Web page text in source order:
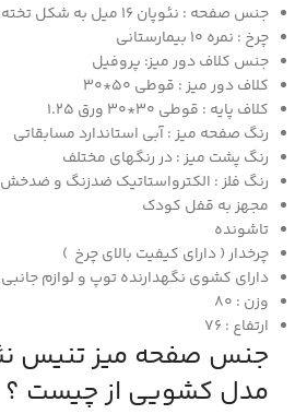
جنس صفحه : نئوپان 16 میل به شکل تخته فشرده درجه یک
چرخ : نمره 10 بیمارستانی
جنس کلاف دور میز: پروفیل
کلاف دور میز : قوطی 50*30
کلاف پایه : قوطی 30*30 ورق 1.25
رنگ صفحه میز : آبی استاندارد مسابقاتی
رنگ پشت میز : در رنگهای مختلف
رنگ فلز : الکترواستاتیک ضدزنگ و ضدخش
مجهز به قفل کودک
تاشونده
چرخدار ( دارای کیفیت بالای چرخ )
دارای کشوی نگهدارنده توپ و لوازم جانبی
وزن : 80
ارتفاع : 76
مدل کشویی از چیست ؟